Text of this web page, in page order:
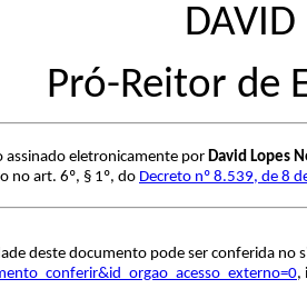
DAVID
Pró-Reitor de
assinado eletronicamente por David Lopes
no art. 6º, § 1º, do Decreto nº 8.539, de 8
deste documento pode ser conferida no
,